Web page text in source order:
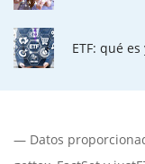
ETF: qué
— Datos